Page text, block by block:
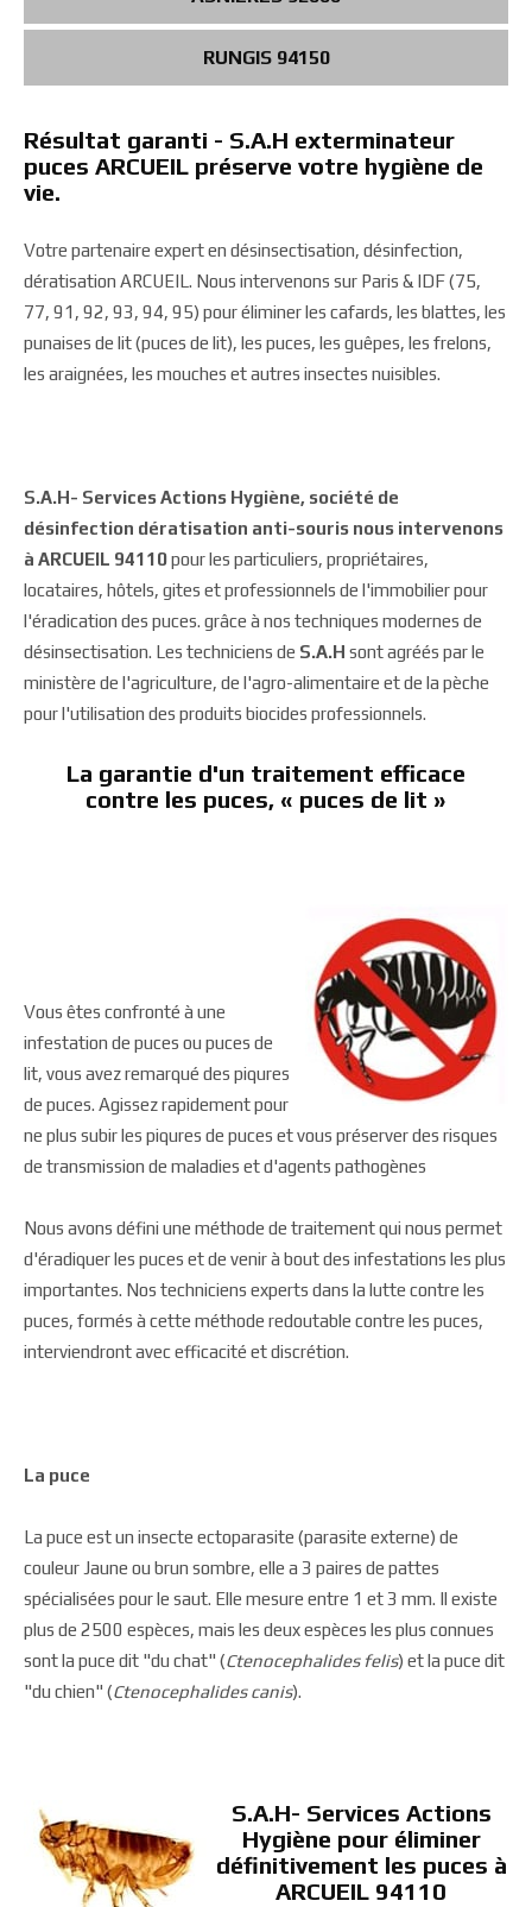
RUNGIS 94150
Résultat garanti - S.A.H exterminateur
puces ARCUEIL préserve votre hygiène de
vie.
Votre partenaire expert en désinsectisation, désinfection,
dératisation ARCUEIL. Nous intervenons sur Paris & IDF (75,
77, 91, 92, 93, 94, 95) pour éliminer les cafards, les blattes, les
punaises de lit (puces de lit), les puces, les guêpes, les frelons,
les araignées, les mouches et autres insectes nuisibles.
S.A.H- Services Actions Hygiène, société de
désinfection dératisation anti-souris nous intervenons
à ARCUEIL 94110pour les particuliers, propriétaires,
locataires, hôtels, gites et professionnels de l'immobilier pour
l'éradication des puces. grâce à nos techniques modernes de
désinsectisation. Les techniciens de S.A.H sont agréés par le
ministère de l'agriculture, de l'agro-alimentaire et de la pèche
pour l'utilisation des produits biocides professionnels.
La garantie d'un traitement efficace
contre les puces, « puces de lit »
Vous êtes confronté à une
infestation de puces ou puces de
lit, vous avez remarqué des piqures
de puces. Agissez rapidement pour
ne plus subir les piqures de puces et vous préserver des risques
de transmission de maladies et d'agents pathogènes
Nous avons défini une méthode de traitement qui nous permet
d'éradiquer les puces et de venir à bout des infestations les plus
importantes. Nos techniciens experts dans la lutte contre les
puces, formés à cette méthode redoutable contre les puces,
interviendront avec efficacité et discrétion.
La puce
La puce est un insecte ectoparasite (parasite externe) de
couleur Jaune ou brun sombre, elle a 3 paires de pattes
spécialisées pour le saut. Elle mesure entre 1 et 3 mm. Il existe
plus de 2500 espèces, mais les deux espèces les plus connues
sont la puce dit "du chat" (Ctenocephalides felis) et la puce dit
"du chien" (Ctenocephalides canis).
S.A.H- Services Actions
Hygiène pour éliminer
définitivement les puces à
ARCUEIL 94110